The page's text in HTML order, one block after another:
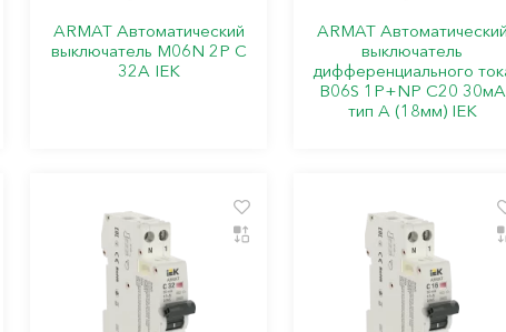
ARMAT Автоматический
выключатель M06N 2P C
32А IEK
ARMAT Автоматический
выключатель
дифференциального
B06S 1P+NP C20 30мА
тип A (18мм) IEK